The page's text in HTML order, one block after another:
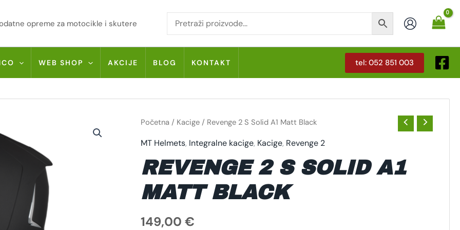
opreme za motocikle i skutere
WEB SHOP AKCIJE BLOG KONTAKT tel: 052 851 003
Početna / Kacige/ Revenge 2 S Solid A1 Matt Black
MT Helmets, Integralne kacige, Kacige, Revenge 2
REVENGE 2 S SOLID A1
MATT BLACK
149,00 €
REVENGE
2
SOLID
BLACK
KOLIČINA